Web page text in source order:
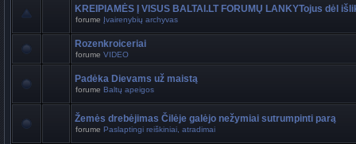
KREIPIAMĖS Į VISUS BALTAI.LT FORUMŲ LANKYTojus dėl
forume Įvairenybių archyvas
Rozenkroiceriai
forume VIDEO
Padėka Dievams už maistą
forume Baltų apeigos
Žemės drebėjimas Čilėje galėjo nežymiai sutrumpinti parą
forume Paslaptingi reiškiniai, atradimai